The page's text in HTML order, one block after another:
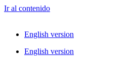
Ir al contenido
English version
English version